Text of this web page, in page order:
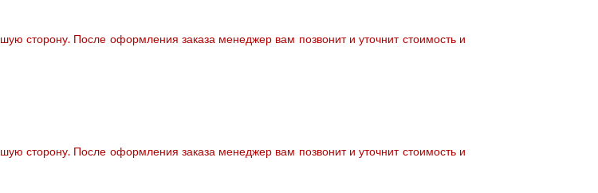
сторону. После оформления заказа менеджер вам позвонит и уточнит стоимость и
сторону. После оформления заказа менеджер вам позвонит и уточнит стоимость и